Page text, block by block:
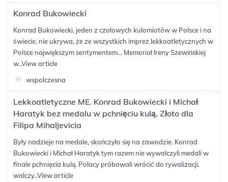
Konrad Bukowiecki
Konrad Bukowiecki, jeden z czołowych kulomiotów w Polsce i na
świecie, nie ukrywa, że ze wszystkich imprez lekkoatletycznych w
Polsce największym sentymentem... Memoriał Ireny Szewińskiej
w..View article
wspolczesna
Lekkoatletyczne ME. Konrad Bukowiecki i Michał
Haratyk bez medalu w pchnięciu kulą. Złoto dla
Filipa Mihaljevicia
Były nadzieje na medale, skończyło się na zawodzie. Konrad
Bukowiecki i Michał Haratyk tym razem nie wywalczyli medali w
finale pchnięcia kulą. Polacy próbowali wrócić do rywalizacji,
walczy..View article